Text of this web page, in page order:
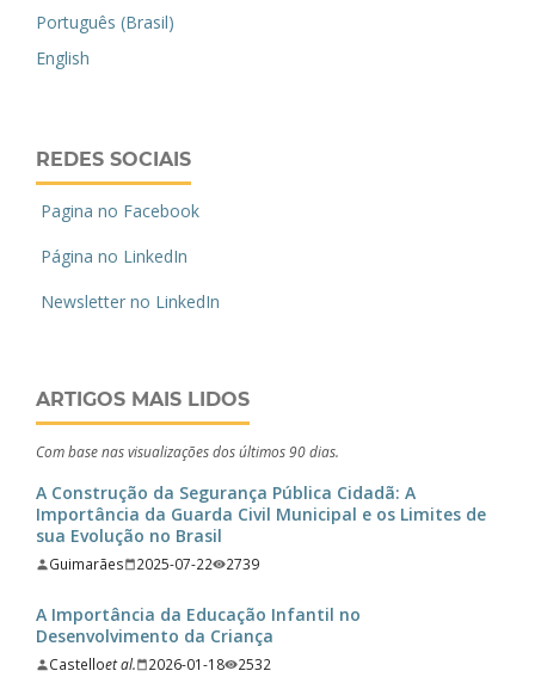
Português (Brasil)
English
REDES SOCIAIS
Pagina no Facebook
Página no LinkedIn
Newsletter no LinkedIn
ARTIGOS MAIS LIDOS
Com base nas visualizações dos últimos 90 dias.
A Construção da Segurança Pública Cidadã: A
Importância da Guarda Civil Municipal e os Limites de
sua Evolução no Brasil
Guimarães 2025-07-22 2739
A Importância da Educação Infantil no
Desenvolvimento da Criança
Castelloet al. 2026-01-18 2532